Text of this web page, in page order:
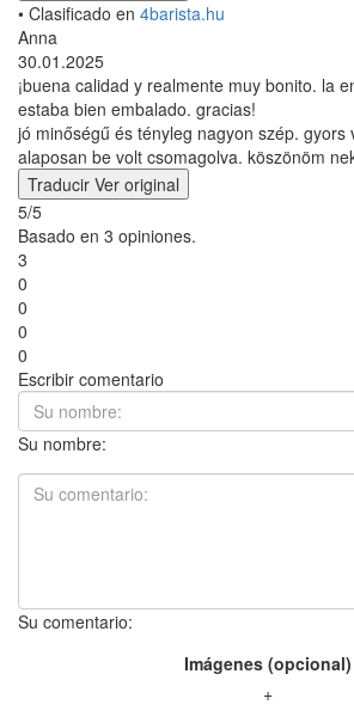
• Clasificado en 4barista.hu
Anna
30.01.2025
¡buena calidad y realmente muy bonito. la
estaba bien embalado. gracias!
jó minőségű és tényleg nagyon szép. gyors
alaposan be volt csomagolva. köszönöm
Traducir Ver original
5/5
Basado en 3 opiniones.
3
0
0
0
0
Escribir comentario
Su nombre:
Su comentario:
Imágenes (opcional)
+